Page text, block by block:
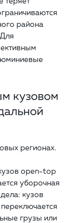
района
кузовом
регионах.
open-top
уборочная
кузов
грузы или